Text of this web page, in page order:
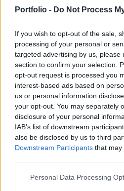
Portfolio - Do Not Process
If you wish to opt-out of the sale,
processing of your personal or
targeted advertising by us, please
section to confirm your selection.
opt-out request is processed you
interest-based ads based on
us or personal information
your opt-out. You may separately
disclosure of your personal
IAB’s list of downstream
also be disclosed by us to third
Downstream Participants that may
Personal Data Processing
meg egy izraeli csapásban
Beit Lahíjában vasárnap -
Reuters hírügynökséggel.
Egyelőre nem lehet pontosan
lakóházban. A palesztin
épületben hozzávetőlegesen
iszlamista palesztin
kormánymédiája szerint
házban legkevesebb hat család
orvosok és helyi lakosok. Az
harckocsikat...
KEDVES OLVASÓNK!